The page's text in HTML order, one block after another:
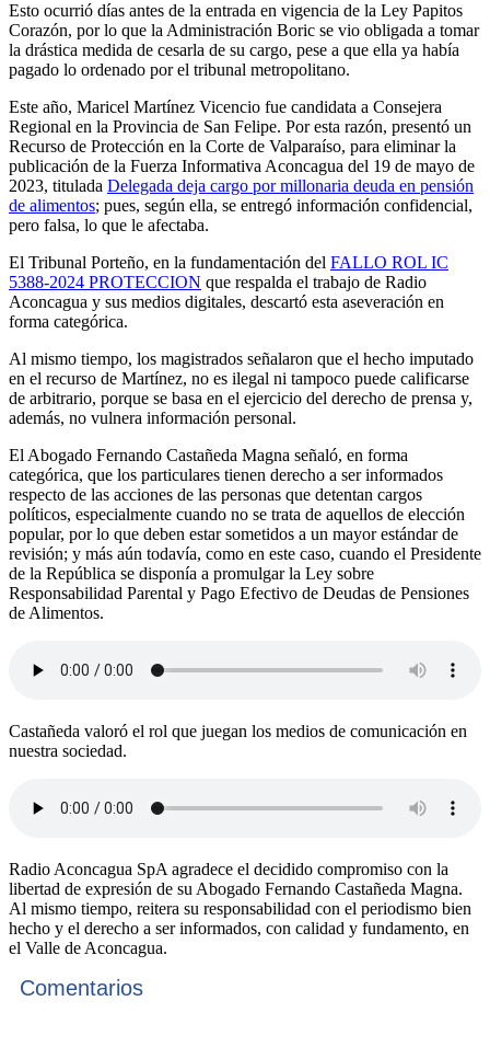
Esto ocurrió días antes de la entrada en vigencia de la Ley Papitos
Corazón, por lo que la Administración Boric se vio obligada a tomar
la drástica medida de cesarla de su cargo, pese a que ella ya había
pagado lo ordenado por el tribunal metropolitano.
Este año, Maricel Martínez Vicencio fue candidata a Consejera
Regional en la Provincia de San Felipe. Por esta razón, presentó un
Recurso de Protección en la Corte de Valparaíso, para eliminar la
publicación de la Fuerza Informativa Aconcagua del 19 de mayo de
2023, titulada Delegada deja cargo por millonaria deuda en pensión
de alimentos; pues, según ella, se entregó información confidencial,
pero falsa, lo que le afectaba.
El Tribunal Porteño, en la fundamentación del FALLO ROL IC
5388-2024 PROTECCION que respalda el trabajo de Radio
Aconcagua y sus medios digitales, descartó esta aseveración en
forma categórica.
Al mismo tiempo, los magistrados señalaron que el hecho imputado
en el recurso de Martínez, no es ilegal ni tampoco puede calificarse
de arbitrario, porque se basa en el ejercicio del derecho de prensa y,
además, no vulnera información personal.
El Abogado Fernando Castañeda Magna señaló, en forma
categórica, que los particulares tienen derecho a ser informados
respecto de las acciones de las personas que detentan cargos
políticos, especialmente cuando no se trata de aquellos de elección
popular, por lo que deben estar sometidos a un mayor estándar de
revisión; y más aún todavía, como en este caso, cuando el Presidente
de la República se disponía a promulgar la Ley sobre
Responsabilidad Parental y Pago Efectivo de Deudas de Pensiones
de Alimentos.
Castañeda valoró el rol que juegan los medios de comunicación en
nuestra sociedad.
Radio Aconcagua SpA agradece el decidido compromiso con la
libertad de expresión de su Abogado Fernando Castañeda Magna.
Al mismo tiempo, reitera su responsabilidad con el periodismo bien
hecho y el derecho a ser informados, con calidad y fundamento, en
el Valle de Aconcagua.
Comentarios